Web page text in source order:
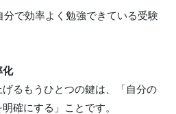
で効率よく勉強できている受験
化
るもうひとつの鍵は、「自分の
確にする」ことです。